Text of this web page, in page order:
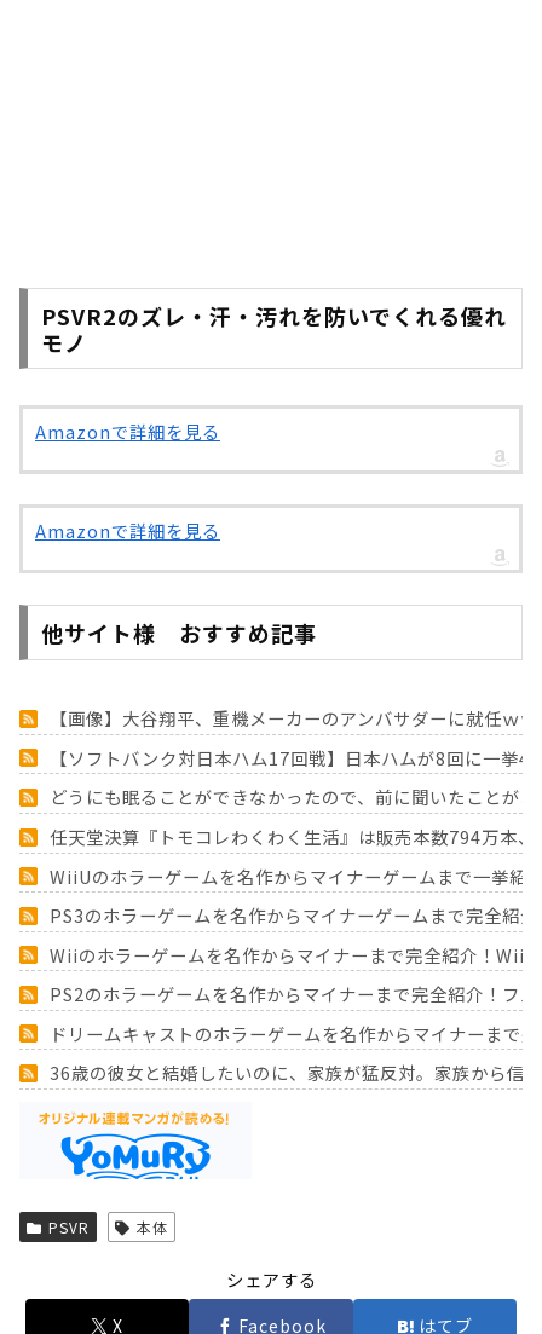
PSVR2のズレ・汗・汚れを防いでくれる優れ
モノ
Amazonで詳細を見る
Amazonで詳細を見る
他サイト様 おすすめ記事
【画像】大谷翔平、重機メーカーのアンバサダーに就任ｗ
【ソフトバンク対日本ハム17回戦】日本ハムが8回に一挙
どうにも眠ることができなかったので、前に聞いたことが
任天堂決算『トモコレわくわく生活』は販売本数794万本
WiiUのホラーゲームを名作からマイナーゲームまで一挙紹
PS3のホラーゲームを名作からマイナーゲームまで完全紹
Wiiのホラーゲームを名作からマイナーまで完全紹介！Wii
PS2のホラーゲームを名作からマイナーまで完全紹介！フ
ドリームキャストのホラーゲームを名作からマイナーまで
36歳の彼女と結婚したいのに、家族が猛反対。家族から信
Powered by livedoor 相互RSS
PSVR 本体
シェアする
X Facebook はてブ